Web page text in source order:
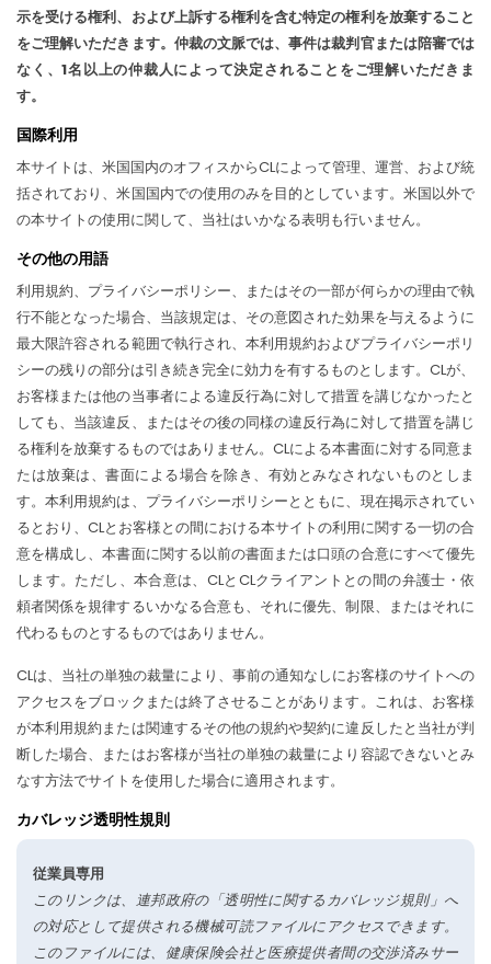
示を受ける権利、および上訴する権利を含む特定の権利を放棄すること
をご理解いただきます。仲裁の文脈では、事件は裁判官または陪審では
なく、1名以上の仲裁人によって決定されることをご理解いただきま
す。
国際利用
本サイトは、米国国内のオフィスからCLによって管理、運営、および統
括されており、米国国内での使用のみを目的としています。米国以外で
の本サイトの使用に関して、当社はいかなる表明も行いません。
その他の用語
利用規約、プライバシーポリシー、またはその一部が何らかの理由で執
行不能となった場合、当該規定は、その意図された効果を与えるように
最大限許容される範囲で執行され、本利用規約およびプライバシーポリ
シーの残りの部分は引き続き完全に効力を有するものとします。CLが、
お客様または他の当事者による違反行為に対して措置を講じなかったと
しても、当該違反、またはその後の同様の違反行為に対して措置を講じ
る権利を放棄するものではありません。CLによる本書面に対する同意ま
たは放棄は、書面による場合を除き、有効とみなされないものとしま
す。本利用規約は、プライバシーポリシーとともに、現在掲示されてい
るとおり、CLとお客様との間における本サイトの利用に関する一切の合
意を構成し、本書面に関する以前の書面または口頭の合意にすべて優先
します。ただし、本合意は、CLとCLクライアントとの間の弁護士・依
頼者関係を規律するいかなる合意も、それに優先、制限、またはそれに
代わるものとするものではありません。
CLは、当社の単独の裁量により、事前の通知なしにお客様のサイトへの
アクセスをブロックまたは終了させることがあります。これは、お客様
が本利用規約または関連するその他の規約や契約に違反したと当社が判
断した場合、またはお客様が当社の単独の裁量により容認できないとみ
なす方法でサイトを使用した場合に適用されます。
カバレッジ透明性規則
従業員専用
このリンクは、連邦政府の「透明性に関するカバレッジ規則」へ
の対応として提供される機械可読ファイルにアクセスできます。
このファイルには、健康保険会社と医療提供者間の交渉済みサー